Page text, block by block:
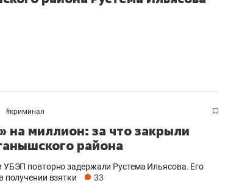
#криминал
на миллион: за что закрыли
района
УБЭП повторно задержали Рустема Ильясова. Его
получении взятки
33